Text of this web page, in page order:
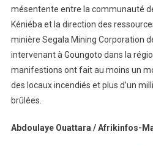
mésentente entre la communauté
Kéniéba et la direction des
minière Segala Mining Corporation
intervenant à Goungoto dans la
manifestions ont fait au moins un
des locaux incendiés et plus d’un
brûlées.
Abdoulaye Ouattara / Afrikinfos-